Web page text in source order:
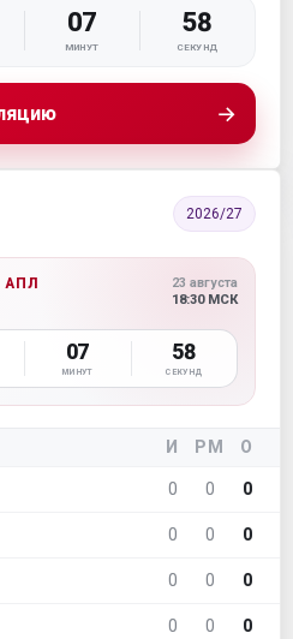
07
МИНУТ
57
СЕКУНД
→
2026/27
АПЛ
23 августа
18:30 МСК
07
МИНУТ
57
СЕКУНД
И РМ О
0 0 0
0 0 0
0 0 0
0 0 0